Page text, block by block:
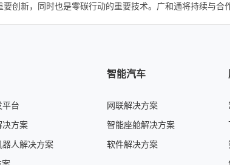
创新，同时也是零碳行动的重要技术。广和通将持续与
平台
决方案
人解决方案
智能汽车
网联解决方案
智能座舱解决方案
软件解决方案